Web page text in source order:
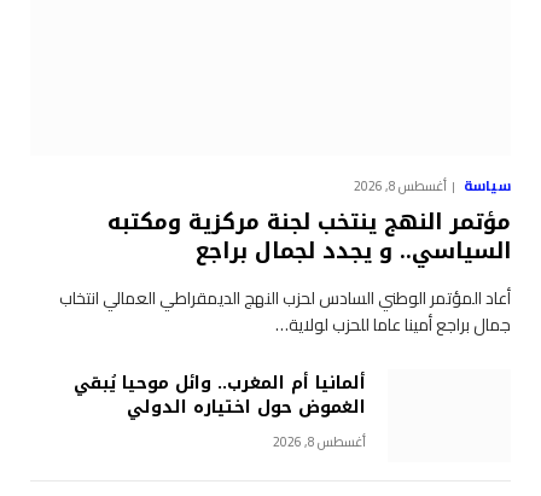
سياسة أغسطس 8, 2026
مؤتمر النهج ينتخب لجنة مركزية ومكتبه
السياسي.. و يجدد لجمال براجع
أعاد المؤتمر الوطني السادس لحزب النهج الديمقراطي العمالي انتخاب
جمال براجع أمينا عاما للحزب لولاية…
ألمانيا أم المغرب.. وائل موحيا يُبقي
الغموض حول اختياره الدولي
أغسطس 8, 2026